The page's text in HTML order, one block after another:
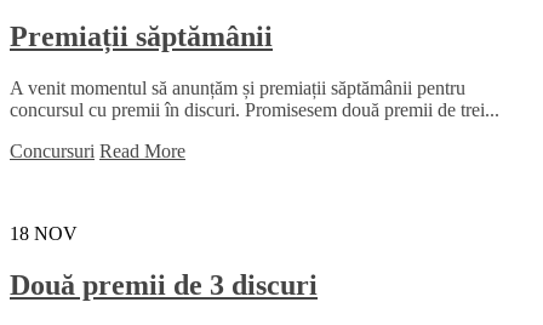
Premiații săptămânii
A venit momentul să anunțăm și premiații săptămânii pentru
concursul cu premii în discuri. Promisesem două premii de trei...
Concursuri Read More
18 NOV
Două premii de 3 discuri